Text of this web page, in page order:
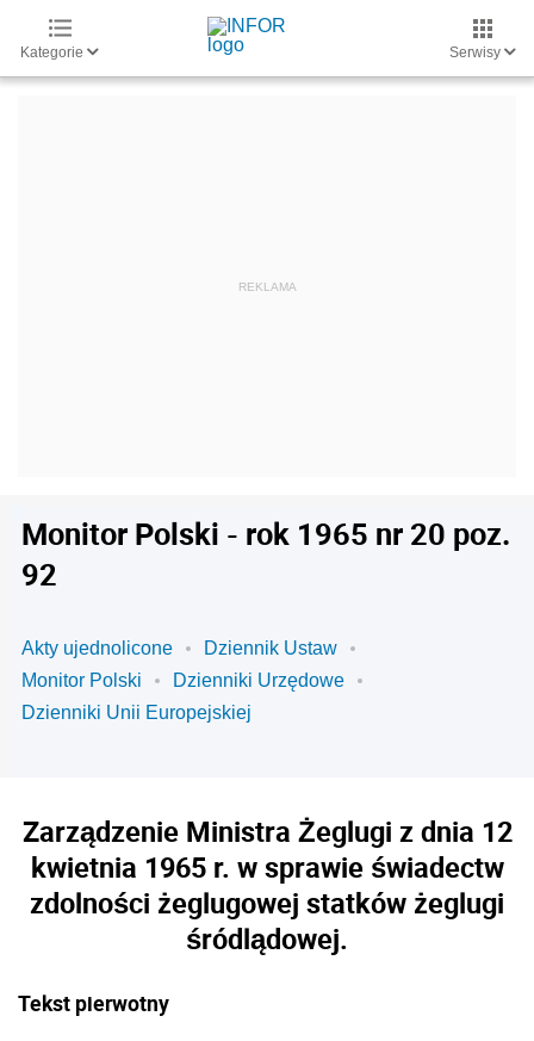
Kategorie Serwisy
Monitor Polski - rok 1965 nr 20 poz.
92
Akty ujednolicone
Dziennik Ustaw
Monitor Polski
Dzienniki Urzędowe
Dzienniki Unii Europejskiej
Zarządzenie Ministra Żeglugi z dnia 12
kwietnia 1965 r. w sprawie świadectw
zdolności żeglugowej statków żeglugi
śródlądowej.
Tekst pierwotny